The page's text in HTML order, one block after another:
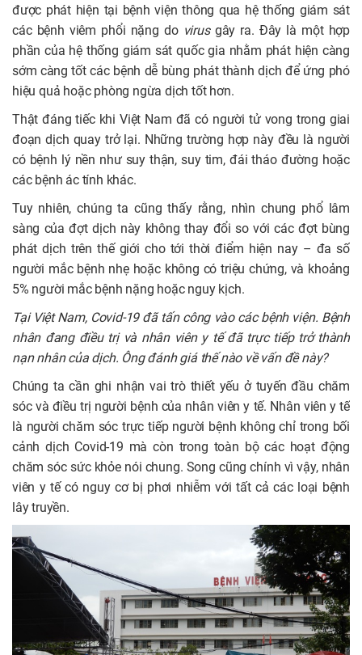
được phát hiện tại bệnh viện thông qua hệ thống giám sát
các bệnh viêm phổi nặng do virusgây ra. Đây là một hợp
phần của hệ thống giám sát quốc gia nhằm phát hiện càng
sớm càng tốt các bệnh dễ bùng phát thành dịch để ứng phó
hiệu quả hoặc phòng ngừa dịch tốt hơn.
Thật đáng tiếc khi Việt Nam đã có người tử vong trong giai
đoạn dịch quay trở lại. Những trường hợp này đều là người
có bệnh lý nền như suy thận, suy tim, đái tháo đường hoặc
các bệnh ác tính khác.
Tuy nhiên, chúng ta cũng thấy rằng, nhìn chung phổ lâm
sàng của đợt dịch này không thay đổi so với các đợt bùng
phát dịch trên thế giới cho tới thời điểm hiện nay – đa số
người mắc bệnh nhẹ hoặc không có triệu chứng, và khoảng
5% người mắc bệnh nặng hoặc nguy kịch.
Tại Việt Nam,Covid-19 đã tấn công vào các bệnh viện. Bệnh
nhân đang điều trị và nhân viên y tế đã trực tiếp trở thành
nạn nhân của dịch. Ông đánh giá thế nào về vấn đề này?
Chúng ta cần ghi nhận vai trò thiết yếu ở tuyến đầu chăm
sóc và điều trị người bệnh của nhân viên y tế. Nhân viên y tế
là người chăm sóc trực tiếp người bệnh không chỉ trong bối
cảnh dịch Covid-19 mà còn trong toàn bộ các hoạt động
chăm sóc sức khỏe nói chung. Song cũng chính vì vậy, nhân
viên y tế có nguy cơ bị phơi nhiễm với tất cả các loại bệnh
lây truyền.